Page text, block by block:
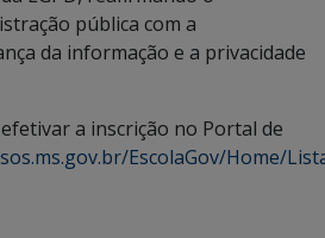
pública com a
da informação e a privacidade
a inscrição no Portal de
EscolaGov/Home/